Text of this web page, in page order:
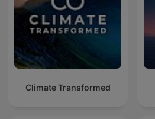
Climate Transformed